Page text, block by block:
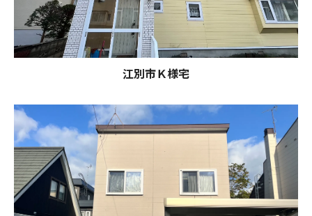
江別市Ｋ様宅